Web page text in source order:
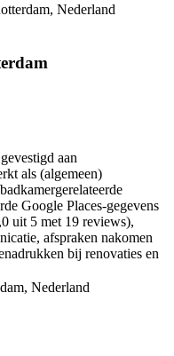
Nederland
aan
als (algemeen)
Google Places-gegevens
uit 5 met 19 reviews),
afspraken nakomen
bij renovaties en
Nederland